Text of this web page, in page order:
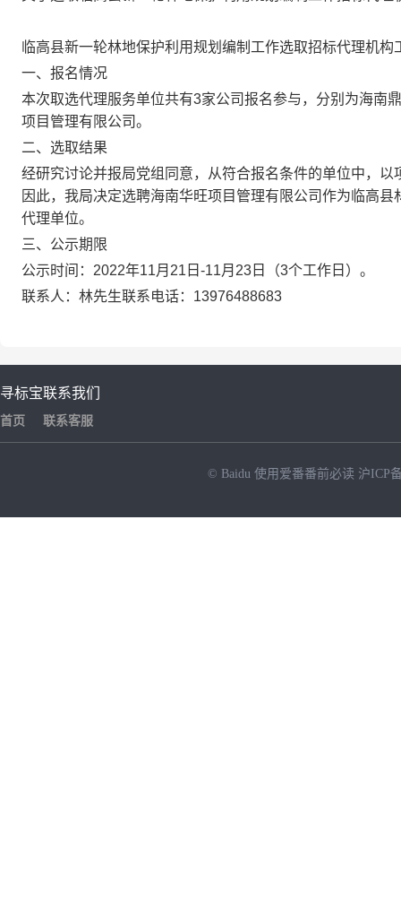
临高县新一轮林地保护利用规划编制工作选取招标代理机构
一、报名情况
本次取选代理服务单位共有3家公司报名参与，分别为海南
项目管理有限公司。
二、选取结果
经研究讨论并报局党组同意，从符合报名条件的单位中，
因此，我局决定选聘海南华旺项目管理有限公司作为临高县
代理单位。
三、公示期限
公示时间： 2022年11月 21 日 -11月 23 日（3个工作日）。
联系人：林先生联系电话： 13976488683
寻标宝
首页
联系我们
联系客服
© Baidu 使用爱番番前必读 沪ICP